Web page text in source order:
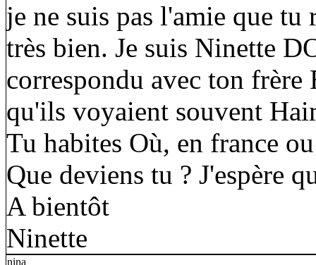
je ne suis pas l'amie que tu
très bien. Je suis Ninette
correspondu avec ton
qu'ils voyaient souvent
Tu habites Où, en france
Que deviens tu ? J'espère
A bientôt
Ninette
nina